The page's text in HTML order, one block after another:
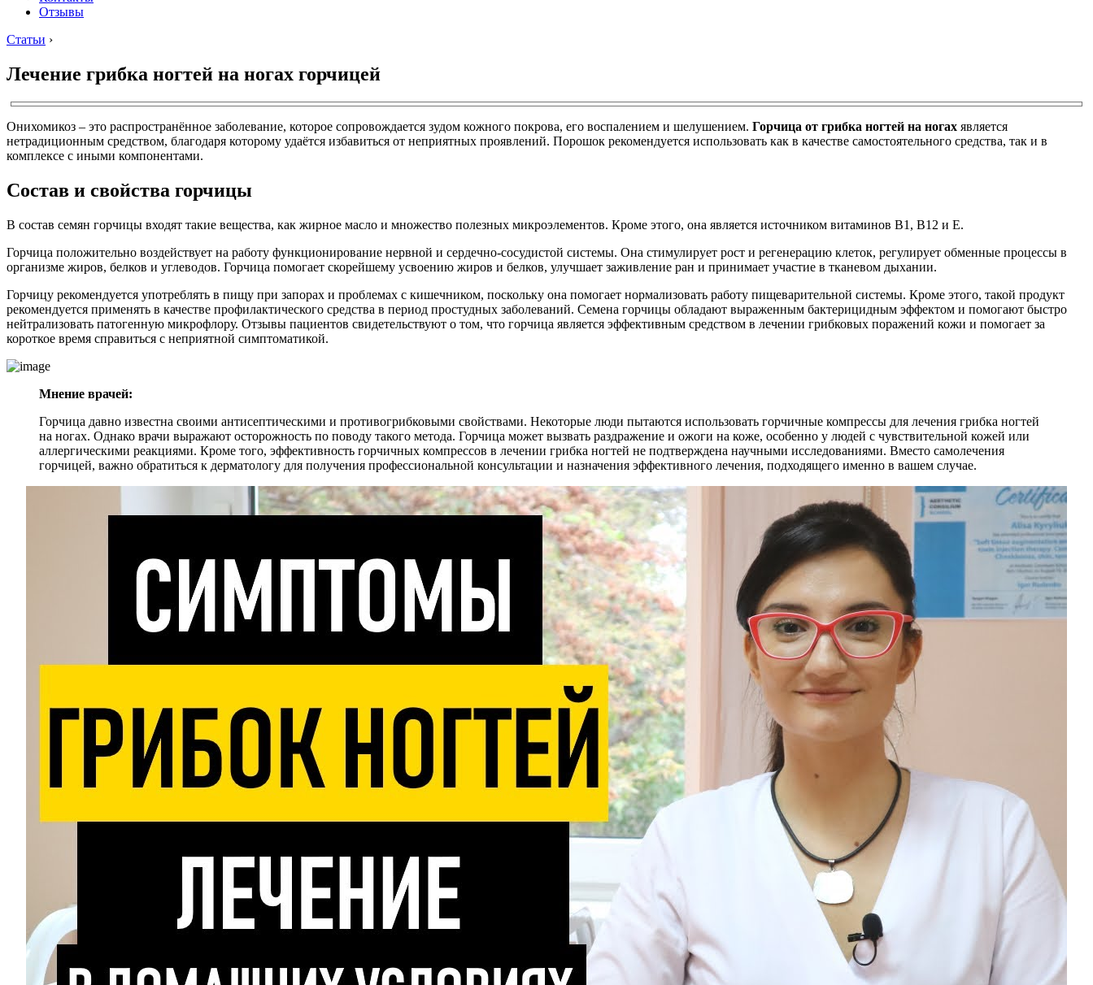
Отзывы
Статьи ›
Лечение грибка ногтей на ногах горчицей
Онихомикоз – это распространённое заболевание, которое сопровождается зудом кожного покрова, его воспалением и шелушением. Горчица от грибка ногтей на ногах является
нетрадиционным средством, благодаря которому удаётся избавиться от неприятных проявлений. Порошок рекомендуется использовать как в качестве самостоятельного средства, так и в
комплексе с иными компонентами.
Состав и свойства горчицы
В состав семян горчицы входят такие вещества, как жирное масло и множество полезных микроэлементов. Кроме этого, она является источником витаминов В1, В12 и Е.
Горчица положительно воздействует на работу функционирование нервной и сердечно-сосудистой системы. Она стимулирует рост и регенерацию клеток, регулирует обменные процессы в
организме жиров, белков и углеводов. Горчица помогает скорейшему усвоению жиров и белков, улучшает заживление ран и принимает участие в тканевом дыхании.
Горчицу рекомендуется употреблять в пищу при запорах и проблемах с кишечником, поскольку она помогает нормализовать работу пищеварительной системы. Кроме этого, такой продукт
рекомендуется применять в качестве профилактического средства в период простудных заболеваний. Семена горчицы обладают выраженным бактерицидным эффектом и помогают быстро
нейтрализовать патогенную микрофлору. Отзывы пациентов свидетельствуют о том, что горчица является эффективным средством в лечении грибковых поражений кожи и помогает за
короткое время справиться с неприятной симптоматикой.
Мнение врачей:
Горчица давно известна своими антисептическими и противогрибковыми свойствами. Некоторые люди пытаются использовать горчичные компрессы для лечения грибка ногтей
на ногах. Однако врачи выражают осторожность по поводу такого метода. Горчица может вызвать раздражение и ожоги на коже, особенно у людей с чувствительной кожей или
аллергическими реакциями. Кроме того, эффективность горчичных компрессов в лечении грибка ногтей не подтверждена научными исследованиями. Вместо самолечения
горчицей, важно обратиться к дерматологу для получения профессиональной консультации и назначения эффективного лечения, подходящего именно в вашем случае.